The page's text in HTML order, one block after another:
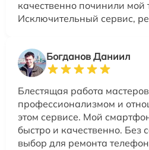
качественно починили мой
Исключительный сервис,
Богданов Даниил
Блестящая работа
профессионализмом и
этом сервисе. Мой
быстро и качественно. Без
выбор для ремонта